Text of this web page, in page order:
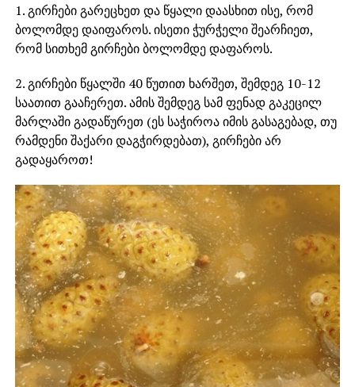
1. გირჩები გარეცხეთ და წყალი დაასხით ისე, რომ
ბოლომდე დაიფაროს. ისეთი ჭურჭელი შეარჩიეთ,
რომ სითხემ გირჩები ბოლომდე დაფაროს.
2. გირჩები წყალში 40 წუთით ხარშეთ, შემდეგ 10-12
საათით გააჩერეთ. ამის შემდეგ სამ ფენად გაკეცილ
მარლაში გადაწურეთ (ეს საჭიროა იმის გასაგებად, თუ
რამდენი შაქარი დაგჭირდებათ), გირჩები არ
გადაყაროთ!